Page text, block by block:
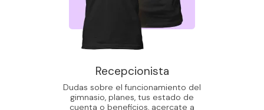
Recepcionista
Dudas sobre el funcionamiento del
gimnasio, planes, tus estado de
cuenta o beneficios, acercate a